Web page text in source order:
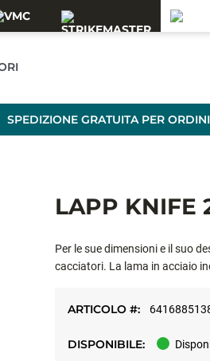
SPEDIZIONE GRATUITA PER
LAPP KNIFE
Per le sue dimensioni e il suo
cacciatori. La lama in acciaio
sicurezza. Con l'acquisto o
responsabilità del rispetto di
ARTICOLO #:
DISPONIBILE: